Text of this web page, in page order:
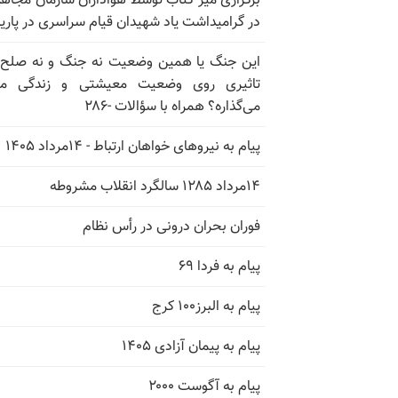
در گرامیداشت یاد شهیدان قیام سراسری در
این جنگ یا همین وضعیت نه جنگ و نه
تاثیری روی وضعیت معیشتی و زندگی
می‌گذاره؟ همراه با سؤالات -۲۸۶
پیام به نیروهای خواهان ارتباط - ۱۴مرداد ۱۴۰۵
۱۴مرداد ۱۲۸۵ سالگرد انقلاب مشروطه
فوران بحران درونی در رأس نظام
پیام به فردا ۶۹
پیام به البرز۱۰۰ کرج
پیام به پیمان آزادی ۱۴۰۵
پیام به آگوست ۲۰۰۰